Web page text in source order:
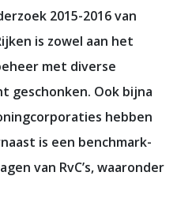
2015-2016 van
is zowel aan het
met diverse
geschonken. Ook bijna
hebben
is een benchmark­
van RvC’s, waaronder